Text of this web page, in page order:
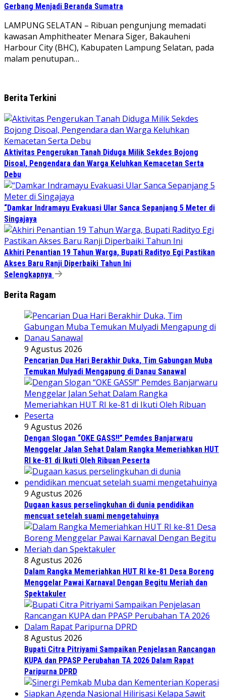
Gerbang Menjadi Beranda Sumatra
LAMPUNG SELATAN – Ribuan pengunjung memadati
kawasan Amphitheater Menara Siger, Bakauheni
Harbour City (BHC), Kabupaten Lampung Selatan, pada
malam penutupan…
Berita Terkini
Aktivitas Pengerukan Tanah Diduga Milik Sekdes Bojong
Disoal, Pengendara dan Warga Keluhkan Kemacetan Serta
Debu
“Damkar Indramayu Evakuasi Ular Sanca Sepanjang 5 Meter di
Singajaya
Akhiri Penantian 19 Tahun Warga, Bupati Radityo Egi Pastikan
Akses Baru Ranji Diperbaiki Tahun Ini
Selengkapnya
Berita Ragam
9 Agustus 2026
Pencarian Dua Hari Berakhir Duka, Tim Gabungan Muba
Temukan Mulyadi Mengapung di Danau Sanawal
9 Agustus 2026
Dengan Slogan “OKE GASS!!” Pemdes Banjarwaru
Menggelar Jalan Sehat Dalam Rangka Memeriahkan HUT
RI ke-81 di Ikuti Oleh Ribuan Peserta
9 Agustus 2026
Dugaan kasus perselingkuhan di dunia pendidikan
mencuat setelah suami mengetahuinya
8 Agustus 2026
Dalam Rangka Memeriahkan HUT RI ke-81 Desa Boreng
Menggelar Pawai Karnaval Dengan Begitu Meriah dan
Spektakuler
8 Agustus 2026
Bupati Citra Pitriyami Sampaikan Penjelasan Rancangan
KUPA dan PPASP Perubahan TA 2026 Dalam Rapat
Paripurna DPRD